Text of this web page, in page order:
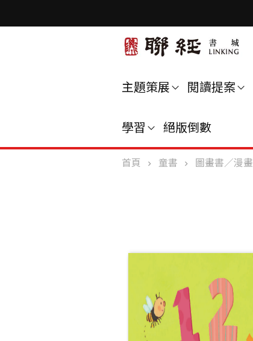
主題策展 閱讀提案
學習 絕版倒數
首頁 童書 圖畫書／漫畫